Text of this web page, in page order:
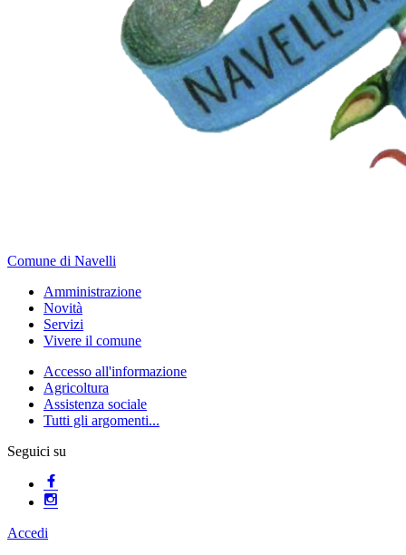
Comune di Navelli
Amministrazione
Novità
Servizi
Vivere il comune
Accesso all'informazione
Agricoltura
Assistenza sociale
Tutti gli argomenti...
Seguici su
Accedi